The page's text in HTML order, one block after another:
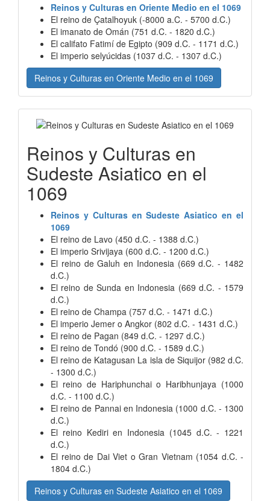
Reinos y Culturas en Oriente Medio en el 1069
El reino de Çatalhoyuk (-8000 a.C. - 5700 d.C.)
El imanato de Omán (751 d.C. - 1820 d.C.)
El califato Fatimí de Egipto (909 d.C. - 1171 d.C.)
El imperio selyúcidas (1037 d.C. - 1307 d.C.)
Reinos y Culturas en Oriente Medio en el 1069
Reinos y Culturas en
Sudeste Asiatico en el
1069
Reinos y Culturas en Sudeste Asiatico en el
1069
El reino de Lavo (450 d.C. - 1388 d.C.)
El imperio Srivijaya (600 d.C. - 1200 d.C.)
El reino de Galuh en Indonesia (669 d.C. - 1482
d.C.)
El reino de Sunda en Indonesia (669 d.C. - 1579
d.C.)
El reino de Champa (757 d.C. - 1471 d.C.)
El imperio Jemer o Angkor (802 d.C. - 1431 d.C.)
El reino de Pagan (849 d.C. - 1297 d.C.)
El reino de Tondó (900 d.C. - 1589 d.C.)
El reino de Katagusan La isla de Siquijor (982 d.C.
- 1300 d.C.)
El reino de Hariphunchai o Haribhunjaya (1000
d.C. - 1100 d.C.)
El reino de Pannai en Indonesia (1000 d.C. - 1300
d.C.)
El reino Kediri en Indonesia (1045 d.C. - 1221
d.C.)
El reino de Dai Viet o Gran Vietnam (1054 d.C. -
1804 d.C.)
Reinos y Culturas en Sudeste Asiatico en el 1069